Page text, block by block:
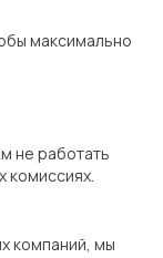
максимально
не работать
комиссиях.
компаний, мы